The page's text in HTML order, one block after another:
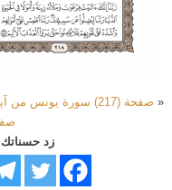
« صفحة (217) سورة يونس من آية 71 إلى آية 78
صفحة (219)
زد